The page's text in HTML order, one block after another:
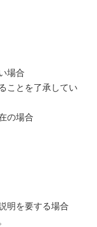
場合
ことを了承してい
の場合
明を要する場合